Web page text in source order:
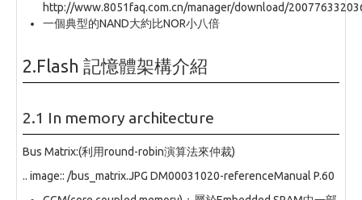
http://www.8051faq.com.cn/manager/download/
一個典型的NAND大約比NOR小八倍
2.Flash 記憶體架構介紹
2.1 In memory architecture
Bus Matrix:(利用round-robin演算法來仲裁)
.. image:: /bus_matrix.JPG DM00031020-referenceManual P.60